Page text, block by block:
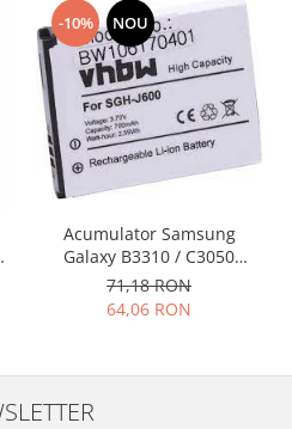
-10% NOU
Acumulator Samsung
Galaxy B3310 / C3050
AB483640BU
71,18 RON
64,06 RON